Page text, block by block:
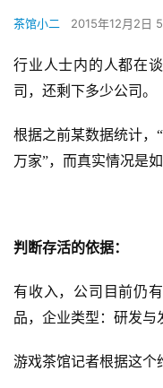
茶馆小二 2015年12月2日
行业人士内的人都在
司，还剩下多少公司。
根据之前某数据统计，
万家”，而真实情况是如
判断存活的依据：
有收入，公司目前仍
品，企业类型：研发与
游戏茶馆记者根据这个